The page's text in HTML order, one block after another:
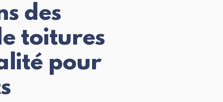
des
toitures
pour